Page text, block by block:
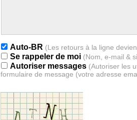
Auto-BR
Se rappeler de moi (Nom, e-mail &
Autoriser messages (Autoriser les
formulaire de message (votre adresse